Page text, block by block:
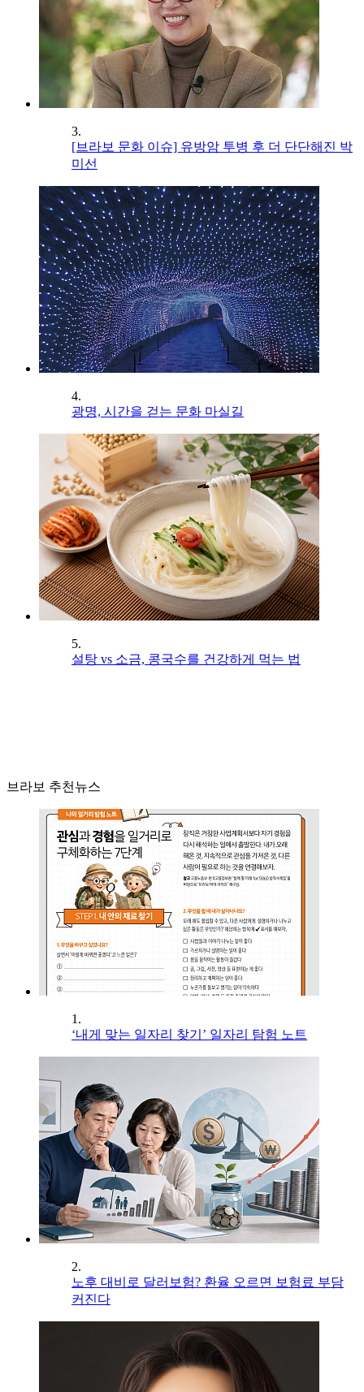
3.
[브라보 문화 이슈] 유방암 투병 후 더 단단해진 박
미선
4.
광명, 시간을 걷는 문화 마실길
5.
설탕 vs 소금, 콩국수를 건강하게 먹는 법
브라보 추천뉴스
1.
‘내게 맞는 일자리 찾기’ 일자리 탐험 노트
2.
노후 대비로 달러보험? 환율 오르면 보험료 부담
커진다